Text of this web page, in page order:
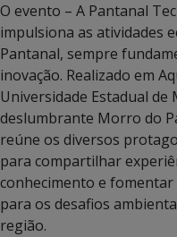
O evento – A Pantanal
impulsiona as atividades
Pantanal, sempre
inovação. Realizado em
Universidade Estadual de
deslumbrante Morro do
reúne os diversos
para compartilhar
conhecimento e
para os desafios
região.